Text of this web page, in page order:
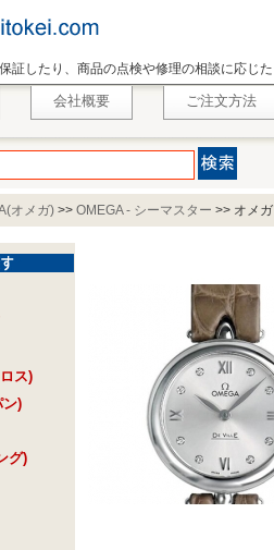
証したり、商品の点検や修理の相談に応じ
会社概要 ご注文方法
オメガ) >> OMEGA - シーマスター >> オメ
ス)
ン)
グ)